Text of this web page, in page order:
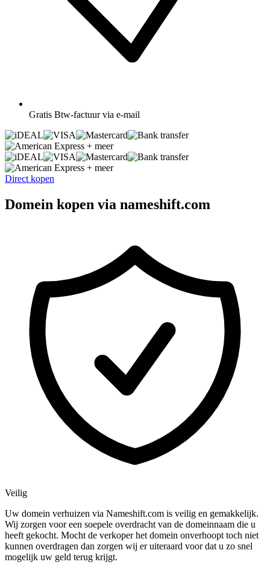
Gratis Btw-factuur via e-mail
+ meer
+ meer
Direct kopen
Domein kopen via nameshift.com
Veilig
Uw domein verhuizen via Nameshift.com is veilig en gemakkelijk.
Wij zorgen voor een soepele overdracht van de domeinnaam die u
heeft gekocht. Mocht de verkoper het domein onverhoopt toch niet
kunnen overdragen dan zorgen wij er uiteraard voor dat u zo snel
mogelijk uw geld terug krijgt.